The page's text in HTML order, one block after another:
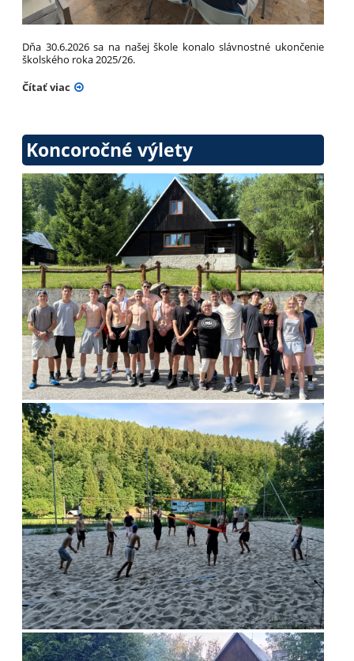
Dňa 30.6.2026 sa na našej škole konalo slávnostné ukončenie
školského roka 2025/26.
Čítať viac
Koncoročné výlety